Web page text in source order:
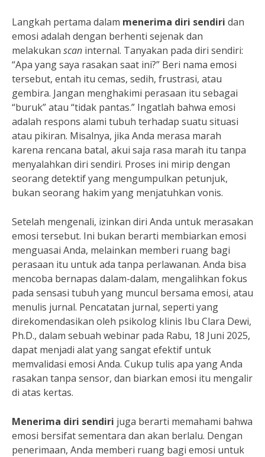
Langkah pertama dalam menerima diri sendiri dan
emosi adalah dengan berhenti sejenak dan
melakukan scan internal. Tanyakan pada diri sendiri:
“Apa yang saya rasakan saat ini?” Beri nama emosi
tersebut, entah itu cemas, sedih, frustrasi, atau
gembira. Jangan menghakimi perasaan itu sebagai
“buruk” atau “tidak pantas.” Ingatlah bahwa emosi
adalah respons alami tubuh terhadap suatu situasi
atau pikiran. Misalnya, jika Anda merasa marah
karena rencana batal, akui saja rasa marah itu tanpa
menyalahkan diri sendiri. Proses ini mirip dengan
seorang detektif yang mengumpulkan petunjuk,
bukan seorang hakim yang menjatuhkan vonis.
Setelah mengenali, izinkan diri Anda untuk merasakan
emosi tersebut. Ini bukan berarti membiarkan emosi
menguasai Anda, melainkan memberi ruang bagi
perasaan itu untuk ada tanpa perlawanan. Anda bisa
mencoba bernapas dalam-dalam, mengalihkan fokus
pada sensasi tubuh yang muncul bersama emosi, atau
menulis jurnal. Pencatatan jurnal, seperti yang
direkomendasikan oleh psikolog klinis Ibu Clara Dewi,
Ph.D., dalam sebuah webinar pada Rabu, 18 Juni 2025,
dapat menjadi alat yang sangat efektif untuk
memvalidasi emosi Anda. Cukup tulis apa yang Anda
rasakan tanpa sensor, dan biarkan emosi itu mengalir
di atas kertas.
Menerima diri sendiri juga berarti memahami bahwa
emosi bersifat sementara dan akan berlalu. Dengan
penerimaan, Anda memberi ruang bagi emosi untuk